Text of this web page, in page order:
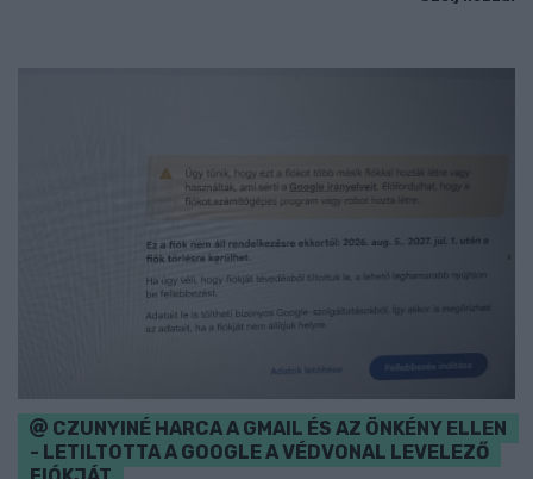
CZUNYINÉ HARCA A GMAIL ÉS AZ ÖNKÉNY ELLEN
- LETILTOTTA A GOOGLE A VÉDVONAL LEVELEZŐ